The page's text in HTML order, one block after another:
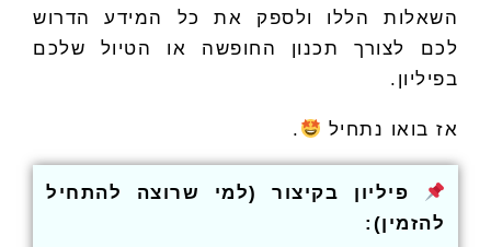
השאלות הללו ולספק את כל המידע הדרוש
לכם לצורך תכנון החופשה או הטיול שלכם
בפיליון.
אז בואו נתחיל .
פיליון בקיצור (למי שרוצה להתחיל
להזמין):